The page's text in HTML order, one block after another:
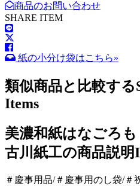
商品のお問い合わせ
SHARE ITEM
紙の小分け袋はこちら»
類似商品と比較する
Items
美濃和紙はなご
古川紙工の商品説明
＃慶事用品/＃慶事用のし袋/＃